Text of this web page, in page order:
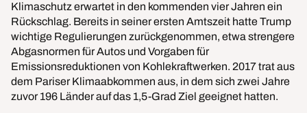
Klimaschutz erwartet in den kommenden vier Jahren ein
Rückschlag. Bereits in seiner ersten Amtszeit hatte Trump
wichtige Regulierungen zurückgenommen, etwa strengere
Abgasnormen für Autos und Vorgaben für
Emissionsreduktionen von Kohlekraftwerken. 2017 trat aus
dem Pariser Klimaabkommen aus, in dem sich zwei Jahre
zuvor 196 Länder auf das 1,5-Grad Ziel geeignet hatten.